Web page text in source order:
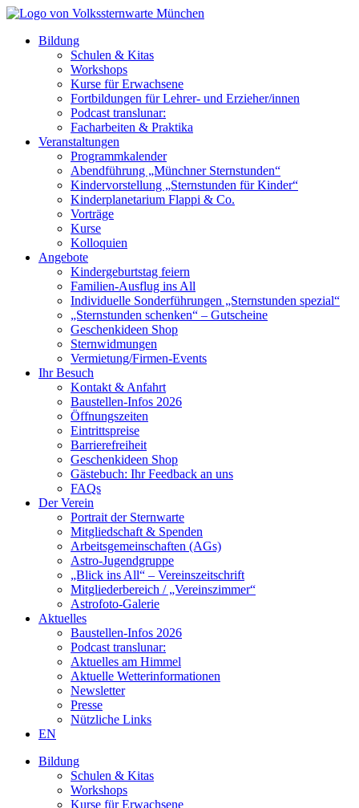
Bildung
Schulen & Kitas
Workshops
Kurse für Erwachsene
Fortbildungen für Lehrer- und Erzieher/innen
Podcast translunar:
Facharbeiten & Praktika
Veranstaltungen
Programmkalender
Abendführung „Münchner Sternstunden“
Kindervorstellung „Sternstunden für Kinder“
Kinderplanetarium Flappi & Co.
Vorträge
Kurse
Kolloquien
Angebote
Kindergeburtstag feiern
Familien-Ausflug ins All
Individuelle Sonderführungen „Sternstunden spezial“
„Sternstunden schenken“ – Gutscheine
Geschenkideen Shop
Sternwidmungen
Vermietung/Firmen-Events
Ihr Besuch
Kontakt & Anfahrt
Baustellen-Infos 2026
Öffnungszeiten
Eintrittspreise
Barrierefreiheit
Geschenkideen Shop
Gästebuch: Ihr Feedback an uns
FAQs
Der Verein
Portrait der Sternwarte
Mitgliedschaft & Spenden
Arbeitsgemeinschaften (AGs)
Astro-Jugendgruppe
„Blick ins All“ – Vereinszeitschrift
Mitgliederbereich / „Vereinszimmer“
Astrofoto-Galerie
Aktuelles
Baustellen-Infos 2026
Podcast translunar:
Aktuelles am Himmel
Aktuelle Wetterinformationen
Newsletter
Presse
Nützliche Links
EN
Bildung
Schulen & Kitas
Workshops
Kurse für Erwachsene